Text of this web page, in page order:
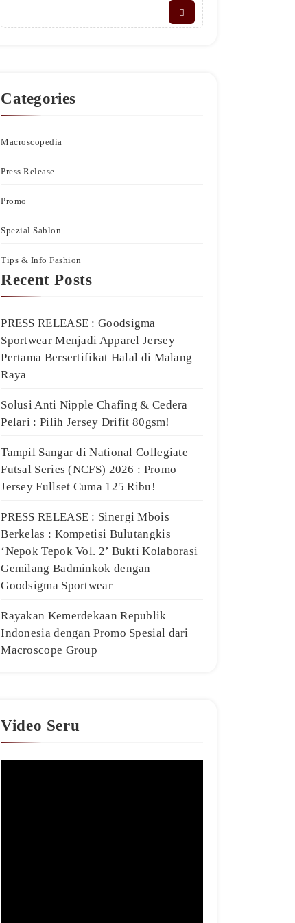
Categories
Macroscopedia
Press Release
Promo
Spezial Sablon
Tips & Info Fashion
Recent Posts
PRESS RELEASE : Goodsigma
Sportwear Menjadi Apparel Jersey
Pertama Bersertifikat Halal di Malang
Raya
Solusi Anti Nipple Chafing & Cedera
Pelari : Pilih Jersey Drifit 80gsm!
Tampil Sangar di National Collegiate
Futsal Series (NCFS) 2026 : Promo
Jersey Fullset Cuma 125 Ribu!
PRESS RELEASE : Sinergi Mbois
Berkelas : Kompetisi Bulutangkis
‘Nepok Tepok Vol. 2’ Bukti Kolaborasi
Gemilang Badminkok dengan
Goodsigma Sportwear
Rayakan Kemerdekaan Republik
Indonesia dengan Promo Spesial dari
Macroscope Group
Video Seru